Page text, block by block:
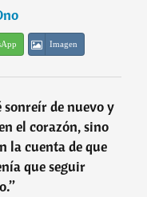
Imagen
de nuevo y
el corazón, sino
la cuenta de que
que seguir
”